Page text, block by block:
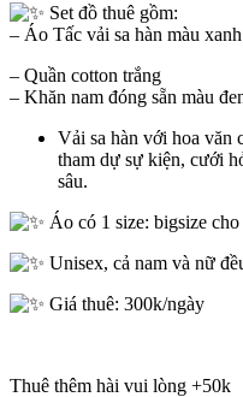
Set đồ thuê gồm:
– Áo Tấc vải sa hàn màu
– Quần cotton trắng
– Khăn nam đóng sẵn màu
Vải sa hàn với hoa văn
tham dự sự kiện, cưới
sâu.
Áo có 1 size: bigsize
Unisex, cả nam và nữ
Giá thuê: 300k/ngày
Thuê thêm hài vui lòng +50k